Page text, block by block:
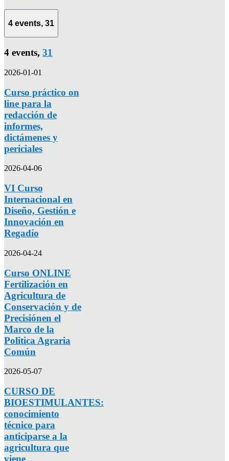
4 events, 31
4 events, 31
2026-01-01
Curso práctico on
line para la
redacción de
informes,
dictámenes y
periciales
2026-04-06
VI Curso
Internacional en
Diseño, Gestión e
Innovación en
Regadío
2026-04-24
Curso ONLINE
Fertilización en
Agricultura de
Conservación y de
Precisiónen el
Marco de la
Politica Agraria
Común
2026-05-07
CURSO DE
BIOESTIMULANTES:
conocimiento
técnico para
anticiparse a la
agricultura que
viene